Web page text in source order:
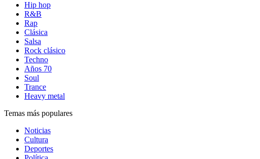
Hip hop
R&B
Rap
Clásica
Salsa
Rock clásico
Techno
Años 70
Soul
Trance
Heavy metal
Temas más populares
Noticias
Cultura
Deportes